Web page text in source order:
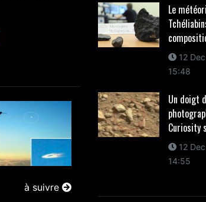
à suivre
Le
12
15:48
Un doigt
Curiosity
12
14:55